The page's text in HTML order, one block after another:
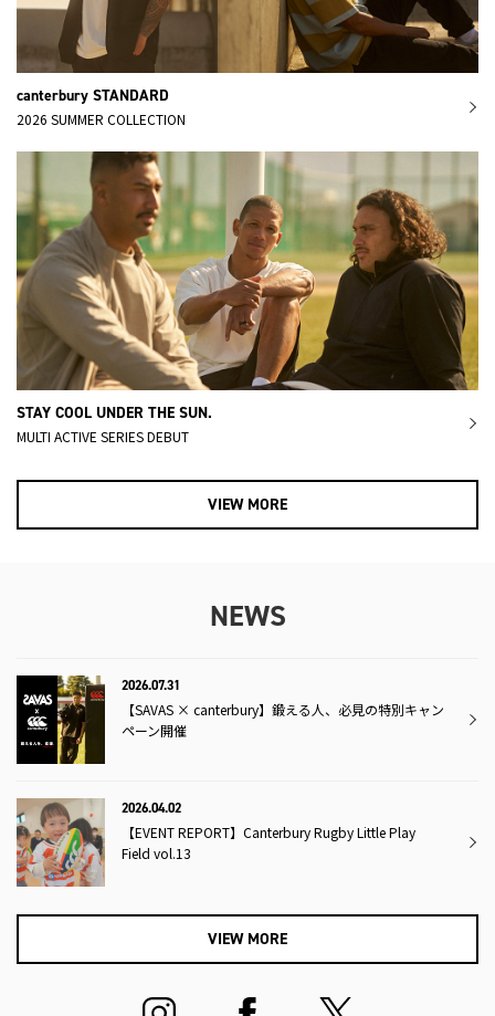
canterbury STANDARD
2026 SUMMER COLLECTION
STAY COOL UNDER THE SUN.
MULTI ACTIVE SERIES DEBUT
VIEW MORE
NEWS
2026.07.31
【SAVAS × canterbury】鍛える人、必見の特別キャン
ペーン開催
2026.04.02
【EVENT REPORT】Canterbury Rugby Little Play
Field vol.13
VIEW MORE